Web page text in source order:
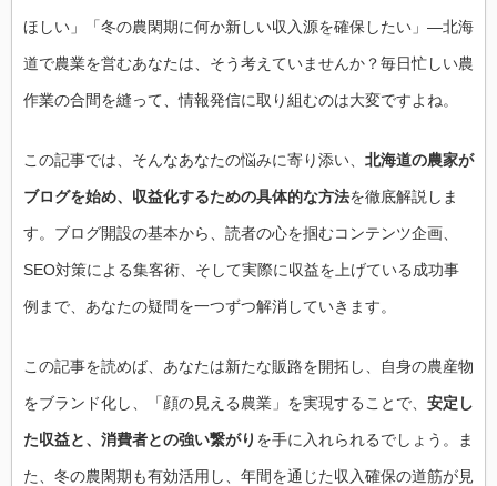
ほしい」「冬の農閑期に何か新しい収入源を確保したい」—北海
道で農業を営むあなたは、そう考えていませんか？毎日忙しい農
作業の合間を縫って、情報発信に取り組むのは大変ですよね。
この記事では、そんなあなたの悩みに寄り添い、 北海道の農家が
ブログを始め、収益化するための具体的な方法を徹底解説しま
す。ブログ開設の基本から、読者の心を掴むコンテンツ企画、
SEO対策による集客術、そして実際に収益を上げている成功事
例まで、あなたの疑問を一つずつ解消していきます。
この記事を読めば、あなたは新たな販路を開拓し、自身の農産物
をブランド化し、「顔の見える農業」を実現することで、 安定し
た収益と、消費者との強い繋がり を手に入れられるでしょう。ま
た、冬の農閑期も有効活用し、年間を通じた収入確保の道筋が見